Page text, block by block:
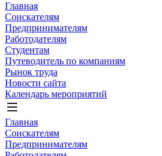
Главная
Соискателям
Предпринимателям
Работодателям
Студентам
Путеводитель по компаниям
Рынок труда
Новости сайта
Календарь мероприятий
Главная
Соискателям
Предпринимателям